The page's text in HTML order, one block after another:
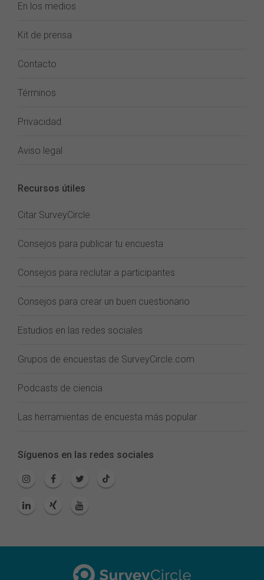
En los medios
Kit de prensa
Contacto
Términos
Privacidad
Aviso legal
Recursos útiles
Citar SurveyCircle
Consejos para publicar tu encuesta
Consejos para reclutar a participantes
Consejos para crear un buen cuestionario
Estudios en las redes sociales
Grupos de encuestas de SurveyCircle.com
Podcasts de ciencia
Las herramientas de encuesta más popular
Síguenos en las redes sociales